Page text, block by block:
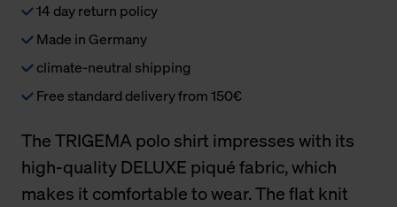
14 day return policy
Made in Germany
climate-neutral shipping
Free standard delivery from 150€
The TRIGEMA polo shirt impresses with its
high-quality DELUXE piqué fabric, which
makes it comfortable to wear. The flat knit